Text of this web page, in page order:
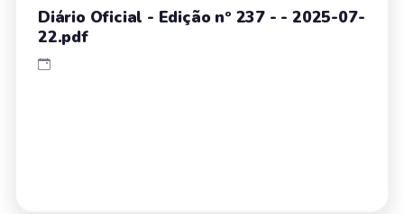
Diário Oficial - Edição nº 237 - - 2025-07-
22.pdf